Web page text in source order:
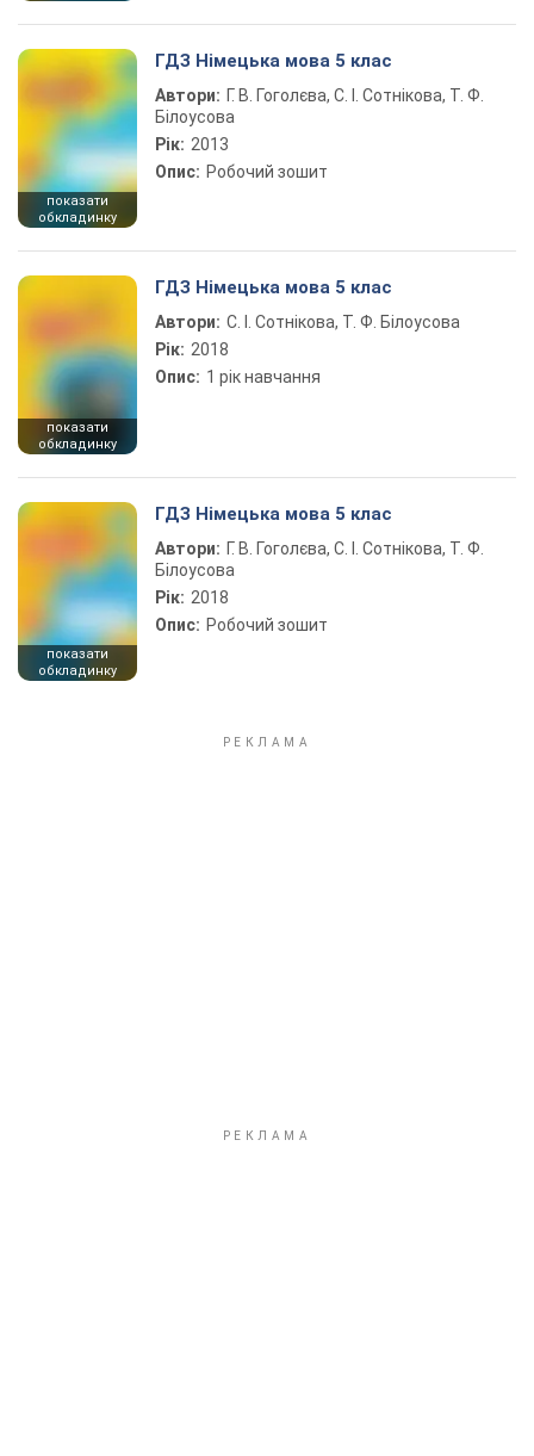
показати
обкладинку
ГДЗ Німецька мова 5 клас
Автори: Г. В. Гоголєва, С. І. Сотнікова, Т. Ф.
Білоусова
Рік: 2013
Опис: Робочий зошит
показати
обкладинку
ГДЗ Німецька мова 5 клас
Автори: С. І. Сотнікова, Т. Ф. Білоусова
Рік: 2018
Опис: 1 рік навчання
показати
обкладинку
ГДЗ Німецька мова 5 клас
Автори: Г. В. Гоголєва, С. І. Сотнікова, Т. Ф.
Білоусова
Рік: 2018
Опис: Робочий зошит